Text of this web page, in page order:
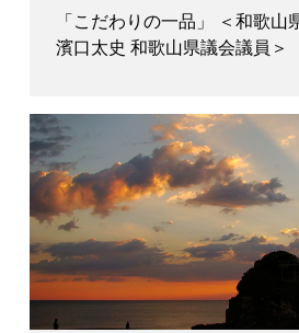
「こだわりの一品」 ＜和歌山
濱口太史 和歌山県議会議員＞